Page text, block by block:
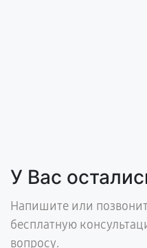
У Вас
Напишите или
бесплатную
вопросу.